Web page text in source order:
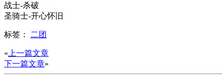
战士-杀破
圣骑士-开心怀旧
标签： 二团
« 上一篇文章
下一篇文章»